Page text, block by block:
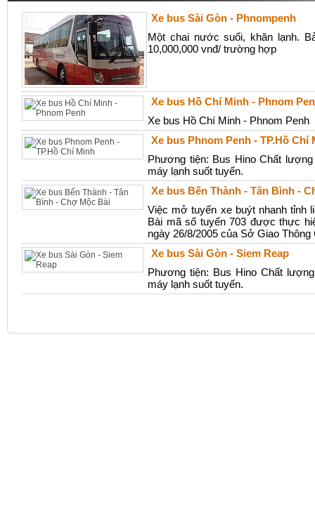
Xe bus Sài Gòn - Phnompenh
Một chai nước suối, khăn lạnh.
10,000,000 vnđ/ trường hợp
Xe bus Hồ Chí Minh - Phnom
Xe bus Hồ Chí Minh - Phnom Penh
Xe bus Phnom Penh - TP.Hồ Chí
Phương tiện: Bus Hino Chất
máy lạnh suốt tuyến.
Xe bus Bến Thành - Tân Bình -
Việc mở tuyến xe buýt nhanh tỉnh
Bài mã số tuyến 703 được thực
ngày 26/8/2005 của Sở Giao
Xe bus Sài Gòn - Siem Reap
Phương tiện: Bus Hino Chất
máy lạnh suốt tuyến.